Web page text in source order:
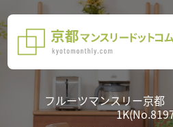
フルーツマンスリー京